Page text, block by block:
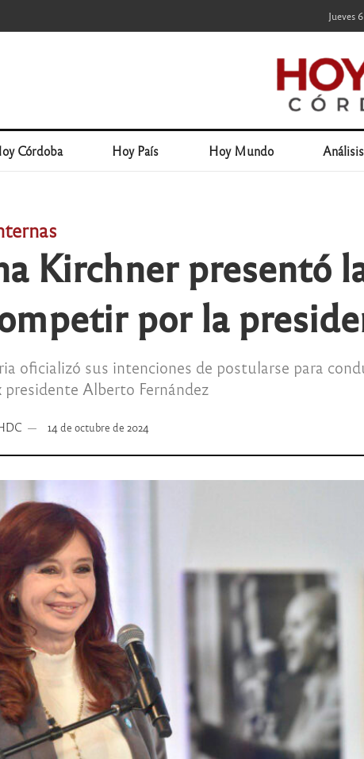
Jueves
Córdoba Hoy País Hoy Mundo Análisis
Kirchner presentó
por la
oficializó sus intenciones de postularse para
presidente Alberto Fernández
14 de octubre de 2024